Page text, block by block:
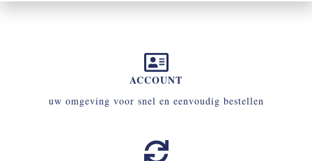
ACCOUNT
uw omgeving voor snel en eenvoudig bestellen